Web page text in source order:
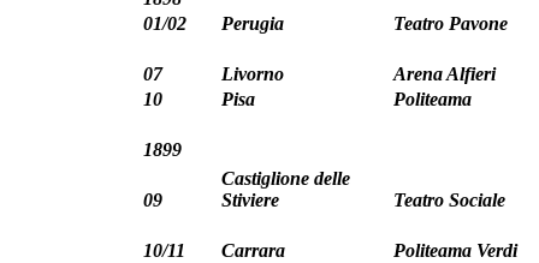
01/02
Perugia Teatro Pavone
07 Livorno
Arena Alfieri
10
Pisa Politeama
1899
09
Castiglione delle
Stiviere
Teatro Sociale
10/11 Carrara
Politeama Verdi